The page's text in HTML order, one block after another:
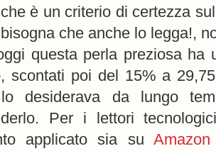
è un criterio di certezza
che anche lo legga!,
questa perla preziosa ha
scontati poi del 15% a
desiderava da lungo
Per i lettori
applicato sia su